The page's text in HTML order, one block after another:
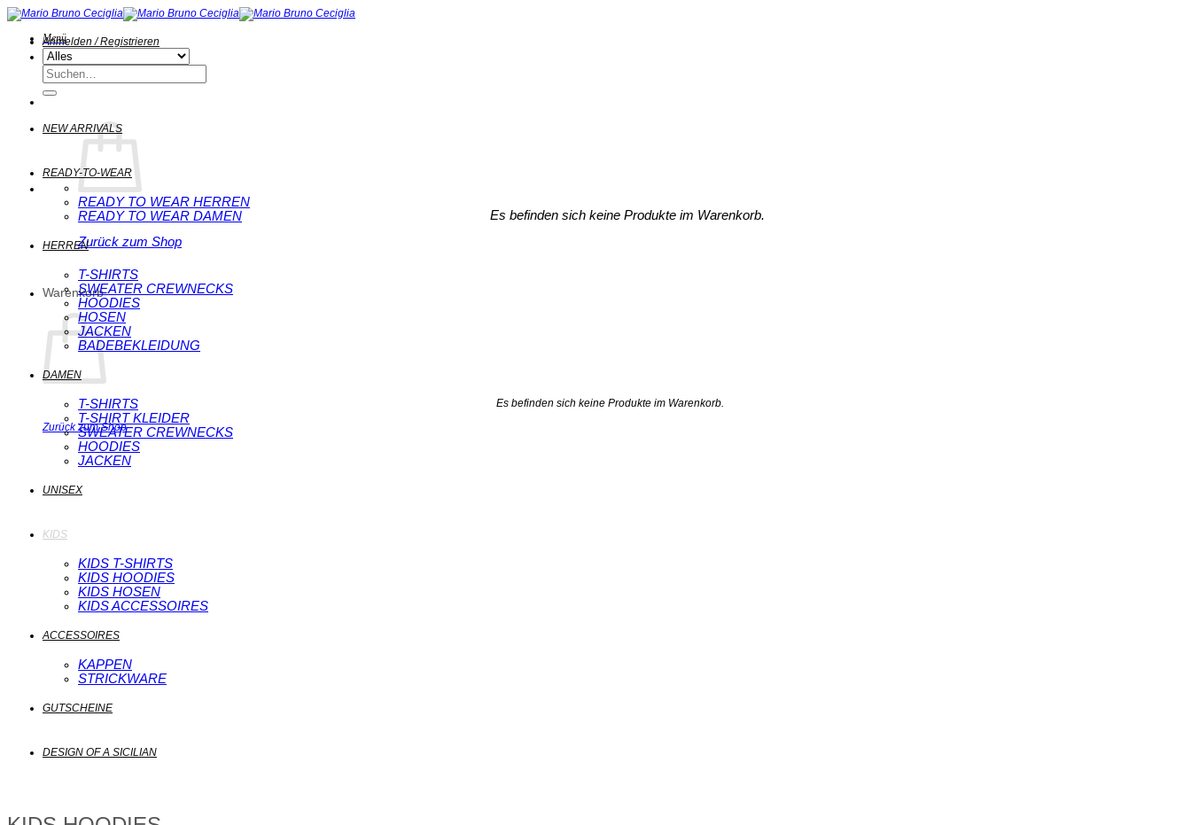
Zum
Inhalt
springenMenü
Anmelden / Registrieren
Suchen
nach:
Es befinden sich keine Produkte im Warenkorb.
Zurück zum Shop
Warenkorb
Es befinden sich keine Produkte im Warenkorb.
Zurück zum Shop
NEW ARRIVALS
READY-TO-WEAR
READY TO WEAR HERREN
READY TO WEAR DAMEN
HERREN
T-SHIRTS
SWEATER CREWNECKS
HOODIES
HOSEN
JACKEN
BADEBEKLEIDUNG
DAMEN
T-SHIRTS
T-SHIRT KLEIDER
SWEATER CREWNECKS
HOODIES
JACKEN
UNISEX
KIDS
KIDS T-SHIRTS
KIDS HOODIES
KIDS HOSEN
KIDS ACCESSOIRES
ACCESSOIRES
KAPPEN
STRICKWARE
GUTSCHEINE
DESIGN OF A SICILIAN